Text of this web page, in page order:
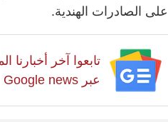
على الصادرات الهندية.
تابعوا آخر أخبارنا
عبر Google news